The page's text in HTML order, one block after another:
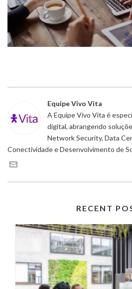
Equipe Vivo Vita
A Equipe Vivo Vita é
digital, abrangendo
Network Security, Data
Conectividade e Desenvolvimento de
RECENT